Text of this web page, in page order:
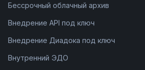
Бессрочный облачный архив
Внедрение API под ключ
Внедрение Диадока под ключ
Внутренний ЭДО